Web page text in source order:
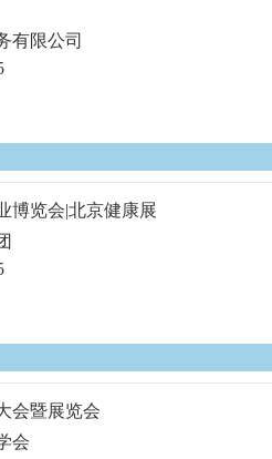
有限公司
博览会|北京健康展
会暨展览会
会